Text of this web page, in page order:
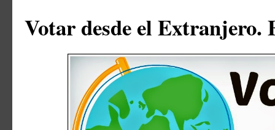
Votar desde el Extranjero.